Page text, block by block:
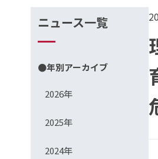
ニュース一覧
●年別アーカイブ
2026年
2025年
2024年